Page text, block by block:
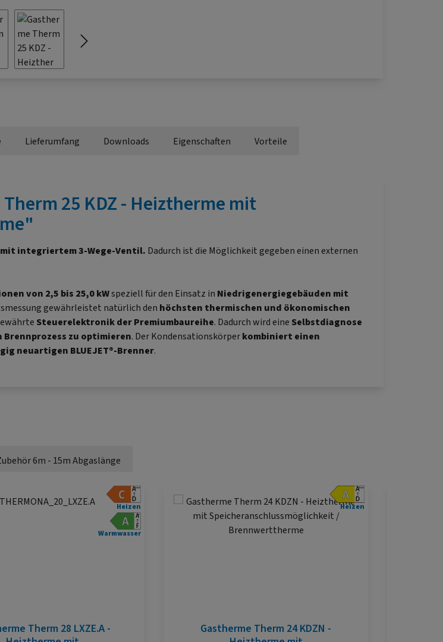
Lieferumfang Downloads Eigenschaften Vorteile
25 KDZ - Heiztherme mit
integriertem 3-Wege-Ventil. Dadurch ist die Möglichkeit gegeben einen externen
von 2,5 bis 25,0 kWspeziell für den Einsatz in Niedrigenergiegebäuden mit
gewährleistet natürlich den höchsten thermischen und ökonomischen
Steuerelektronik der Premiumbaureihe. Dadurch wird eine Selbstdiagnose
Brennprozess zu optimieren. Der Kondensationskörperkombiniert einen
neuartigen BLUEJET®-Brenner.
6m - 15m Abgaslänge
Heizen
Warmwasser
Therm 28 LXZE.A -
Heizen
Gastherme Therm 24 KDZN -